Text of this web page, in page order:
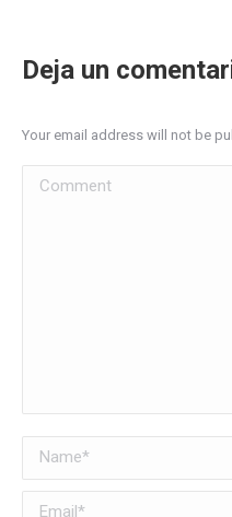
Deja un
Your email address will not be
Comment
Name *
Email *